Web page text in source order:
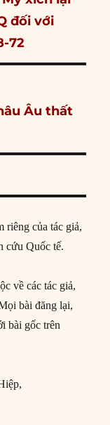
đối với
72
Âu thất
riêng của tác giả,
cứu Quốc tế.
về các tác giả,
bài đăng lại,
bài gốc trên